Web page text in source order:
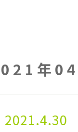
年
2021.4.30